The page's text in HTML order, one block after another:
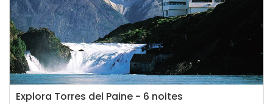
Explora Torres del Paine - 6 noites